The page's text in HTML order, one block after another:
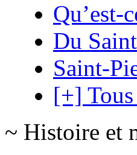
Qu’est-
Du
Saint-
[+]
~ Histoire et